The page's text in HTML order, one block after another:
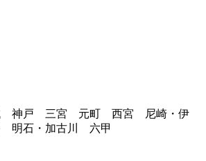
神戸 三宮 元町 西宮 尼崎・伊
石・加古川 六甲